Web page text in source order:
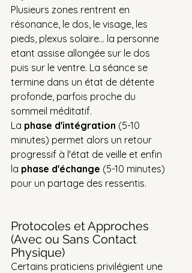
Plusieurs zones rentrent en
résonance, le dos, le visage, les
pieds, plexus solaire... la personne
etant assise allongée sur le dos
puis sur le ventre. La séance se
termine dans un état de détente
profonde, parfois proche du
sommeil méditatif.
La phase d'intégration (5-10
minutes) permet alors un retour
progressif à l'état de veille et enfin
la phase d'échange (5-10 minutes)
pour un partage des ressentis.
Protocoles et Approches
(Avec ou Sans Contact
Physique)
Certains praticiens privilégient une